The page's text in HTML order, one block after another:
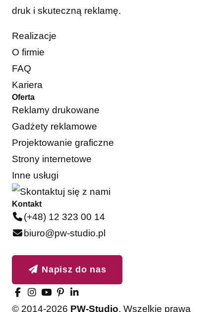
druk i skuteczną reklamę.
Realizacje
O firmie
FAQ
Kariera
Oferta
Reklamy drukowane
Gadżety reklamowe
Projektowanie graficzne
Strony internetowe
Inne usługi
Kontakt
(+48) 12 323 00 14
biuro@pw-studio.pl
Napisz do nas
© 2014-2026 PW-Studio. Wszelkie prawa